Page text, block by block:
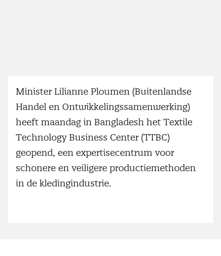
Minister Lilianne Ploumen (Buitenlandse
Handel en Ontwikkelingssamenwerking)
heeft maandag in Bangladesh het Textile
Technology Business Center (TTBC)
geopend, een expertisecentrum voor
schonere en veiligere productiemethoden
in de kledingindustrie.